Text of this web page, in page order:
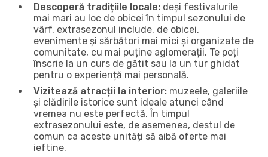
Descoperă tradițiile locale: deși festivalurile
mai mari au loc de obicei în timpul sezonului de
vârf, extrasezonul include, de obicei,
evenimente și sărbători mai mici și organizate de
comunitate, cu mai puține aglomerații. Te poți
înscrie la un curs de gătit sau la un tur ghidat
pentru o experiență mai personală.
Vizitează atracții la interior: muzeele, galeriile
și clădirile istorice sunt ideale atunci când
vremea nu este perfectă. În timpul
extrasezonului este, de asemenea, destul de
comun ca aceste unități să aibă oferte mai
ieftine.